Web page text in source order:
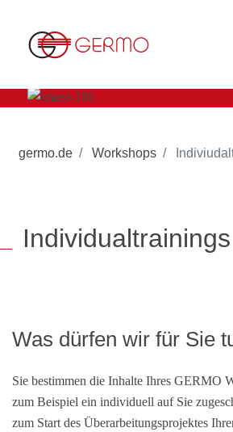
germo.de Workshops
Individualtrainings
Was dürfen wir für Sie
Sie bestimmen die Inhalte Ihres GERMO
zum Beispiel ein individuell auf Sie
zum Start des Überarbeitungsprojektes